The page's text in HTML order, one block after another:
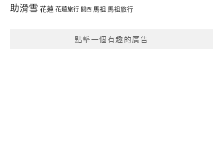
助滑雪 花蓮花蓮旅行 關西 馬祖 馬祖旅行
點擊一個有趣的廣告